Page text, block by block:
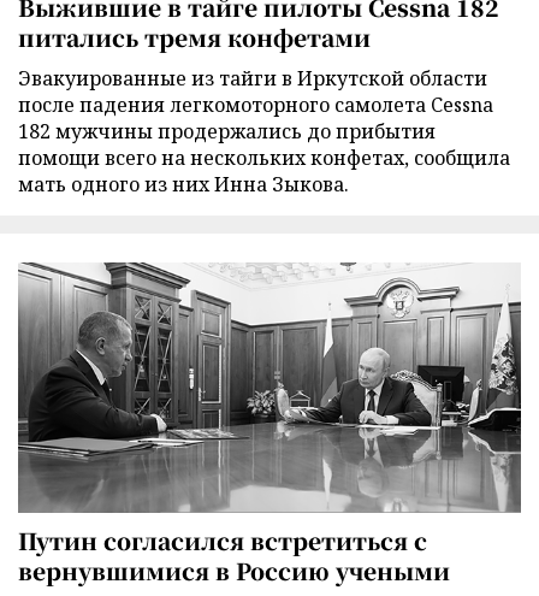
Выжившие в тайге пилоты Cessna 182
питались тремя конфетами
Эвакуированные из тайги в Иркутской области
после падения легкомоторного самолета Cessna
182 мужчины продержались до прибытия
помощи всего на нескольких конфетах, сообщила
мать одного из них Инна Зыкова.
Путин согласился встретиться с
вернувшимися в Россию учеными